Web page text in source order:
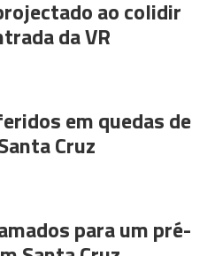
ao colidir
da VR
em quedas de
Cruz
para um pré-